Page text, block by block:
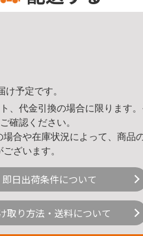
け予定です。
、代金引換の場合に限ります
確認ください。
合や在庫状況によって、商品
ざいます。
即日出荷条件について
取り方法・送料について